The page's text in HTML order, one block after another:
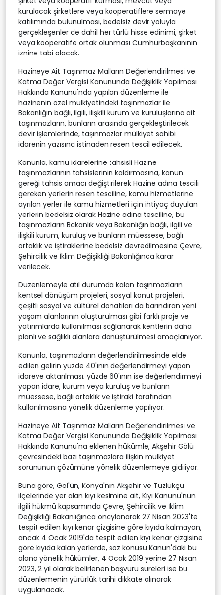
kurulacak şirketlere veya kooperatiflere sermaye
katılımında bulunulması, bedelsiz devir yoluyla
gerçekleşenler de dahil her türlü hisse edinimi, şirket
veya kooperatife ortak olunması Cumhurbaşkanının
iznine tabi olacak.
Hazineye Ait Taşınmaz Malların Değerlendirilmesi ve
Katma Değer Vergisi Kanununda Değişiklik Yapılması
Hakkında Kanunu'nda yapılan düzenleme ile
hazinenin özel mülkiyetindeki taşınmazlar ile
Bakanlığın bağlı, ilgili, ilişkili kurum ve kuruluşlarına ait
taşınmazların, bunların arasında gerçekleştirilecek
devir işlemlerinde, taşınmazlar mülkiyet sahibi
idarenin yazısına istinaden resen tescil edilecek.
Kanunla, kamu idarelerine tahsisli Hazine
taşınmazlarının tahsislerinin kaldırmasına, kanun
gereği tahsis amacı değiştirilerek Hazine adına tescili
gereken yerlerin resen tesciline, kamu hizmetlerine
ayrılan yerler ile kamu hizmetleri için ihtiyaç duyulan
yerlerin bedelsiz olarak Hazine adına tesciline, bu
taşınmazların Bakanlık veya Bakanlığın bağlı, ilgili ve
ilişkili kurum, kuruluş ve bunların müessese, bağlı
ortaklık ve iştiraklerine bedelsiz devredilmesine Çevre,
Şehircilik ve İklim Değişikliği Bakanlığınca karar
verilecek.
Düzenlemeyle atıl durumda kalan taşınmazların
kentsel dönüşüm projeleri, sosyal konut projeleri,
çeşitli sosyal ve kültürel donatıları da barındıran yeni
yaşam alanlarının oluşturulması gibi farklı proje ve
yatırımlarda kullanılması sağlanarak kentlerin daha
planlı ve sağlıklı alanlara dönüştürülmesi amaçlanıyor.
Kanunla, taşınmazların değerlendirilmesinde elde
edilen gelirin yüzde 40'ının değerlendirmeyi yapan
idareye aktarılması, yüzde 60'ının ise değerlendirmeyi
yapan idare, kurum veya kuruluş ve bunların
müessese, bağlı ortaklık ve iştiraki tarafından
kullanılmasına yönelik düzenleme yapılıyor.
Hazineye Ait Taşınmaz Malların Değerlendirilmesi ve
Katma Değer Vergisi Kanununda Değişiklik Yapılması
Hakkında Kanunu'na eklenen hükümle, Akşehir Gölü
çevresindeki bazı taşınmazlara ilişkin mülkiyet
sorununun çözümüne yönelik düzenlemeye gidiliyor.
Buna göre, Göl'ün, Konya'nın Akşehir ve Tuzlukçu
ilçelerinde yer alan kıyı kesimine ait, Kıyı Kanunu'nun
ilgili hükmü kapsamında Çevre, Şehircilik ve İklim
Değişikliği Bakanlığınca onaylanarak 27 Nisan 2023'te
tespit edilen kıyı kenar çizgisine göre kıyıda kalmayan,
ancak 4 Ocak 2019'da tespit edilen kıyı kenar çizgisine
göre kıyıda kalan yerlerde, söz konusu Kanun'daki bu
alana yönelik hükümler, 4 Ocak 2019 yerine 27 Nisan
2023, 2 yıl olarak belirlenen başvuru süreleri ise bu
düzenlemenin yürürlük tarihi dikkate alınarak
uygulanacak.